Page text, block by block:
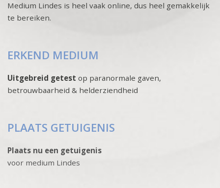
Medium Lindes is heel vaak online, dus heel gemakkelijk
te bereiken.
ERKEND MEDIUM
Uitgebreid getest op paranormale gaven,
betrouwbaarheid & helderziendheid
PLAATS GETUIGENIS
Plaats nu een getuigenis
voor medium Lindes